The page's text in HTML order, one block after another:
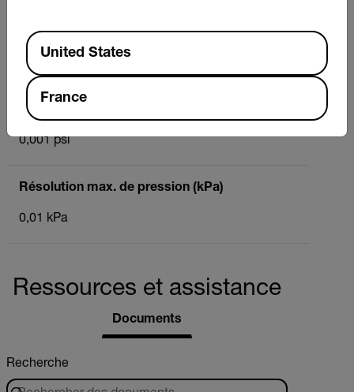
Résolution max. de la pression (mmHg)
0,1 mmHg
Résolution max. de la pression (psi)
0,001 psi
Résolution max. de pression (kPa)
0,01 kPa
Ressources et assistance
Documents
Recherche
Available Locations
United States
France